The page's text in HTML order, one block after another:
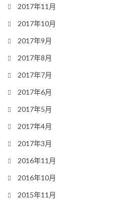
2017年11月
2017年10月
2017年9月
2017年8月
2017年7月
2017年6月
2017年5月
2017年4月
2017年3月
2016年11月
2016年10月
2015年11月